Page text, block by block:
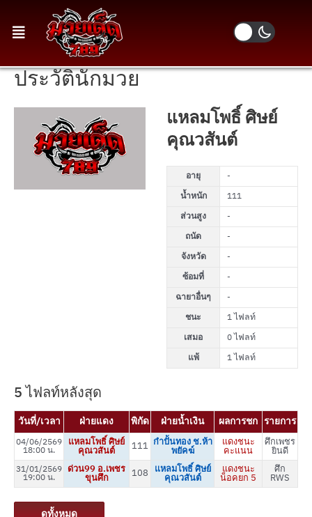
ประวัตินักมวย
แหลมโพธิ์ ศิษย์
คุณวสันต์
อายุ
-
น้ำหนัก
111
ส่วนสูง
-
ถนัด
-
จังหวัด
-
ซ้อมที่
-
ฉายาอื่นๆ
-
ชนะ
1 ไฟลท์
เสมอ
0 ไฟลท์
แพ้
1 ไฟลท์
5 ไฟลท์หลังสุด
วันที่/เวลา ฝ่ายแดง พิกัด ฝ่ายน้ำเงิน ผลการชก รายการ
04/06/2569
18:00 น.
แหลมโพธิ์ ศิษย์
คุณวสันต์ 111 กำปั้นทอง ช.ห้า
พยัคฆ์
แดงชนะ
คะแนน
ศึกเพชร
ยินดี
31/01/2569
19:00 น.
ด่วน99 อ.เพชร
ขุนศึก 108 แหลมโพธิ์ ศิษย์
คุณวสันต์
แดงชนะ
น็อคยก 5
ศึก
RWS